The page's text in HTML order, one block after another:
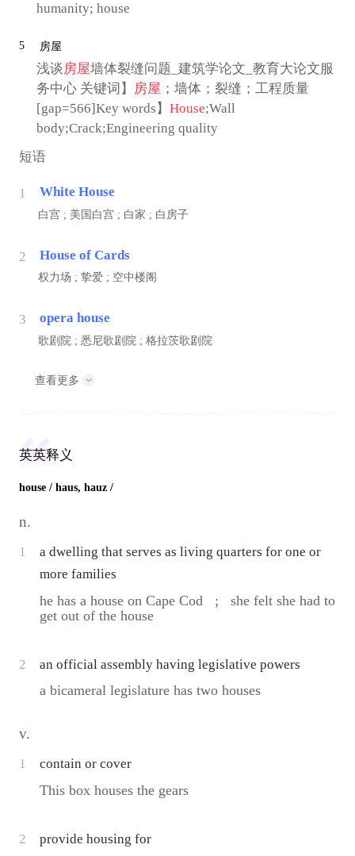
humanity; house
5 房屋
浅谈房屋墙体裂缝问题_建筑学论文_教育大论文服
务中心 关键词】
房屋 ；墙体；裂缝；工程质量
[gap=566]Key words】 House;Wall
body;Crack;Engineering quality
短语
1 White House
白宫 ; 美国白宫 ; 白家 ; 白房子
2 House of Cards
权力场 ; 挚爱 ; 空中楼阁
3 opera house
歌剧院 ; 悉尼歌剧院 ; 格拉茨歌剧院
查看更多
英英释义
house / haus, hauz /
n.
1
a dwelling that serves as living quarters for one or
more families
he has a house on Cape Cod ;
she felt she had to
get out of the house
2 an official assembly having legislative powers
a bicameral legislature has two houses
v.
1 contain or cover
This box houses the gears
2 provide housing for